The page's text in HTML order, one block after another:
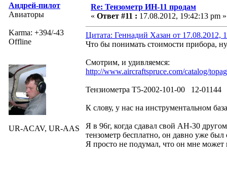
Андрей-пилот
Авиаторы
Karma: +394/-43
Offline
UR-ACAV, UR-AAS
Re: Тензометр ИН-11 продам
« Ответ #11 : 17.08.2012, 19:42:13 pm »
Цитата: Геннадий Хазан от 17.08.2012,
Что бы понимать стоимости прибора,
Смотрим, и удивляемся:
http://www.aircraftspruce.com/catalog/
Тензиометра T5-2002-101-00 12-01144
К слову, у нас на инструментальном
Я в 96г, когда сдавал свой АН-30
тензометр бесплатно, он давно уже был
Я просто не подумал, что он мне может